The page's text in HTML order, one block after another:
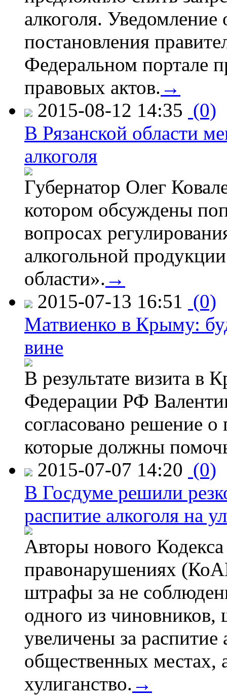
алкоголя. Уведомление
постановления
Федеральном портале
правовых актов. →
2015-08-12 14:35 (0)
В Рязанской области
алкоголя
Губернатор Олег
котором обсуждены
вопросах
алкогольной
области». →
2015-07-13 16:51 (0)
Матвиенко в Крыму:
вине
В результате визита в
Федерации РФ
согласовано решение
которые должны
2015-07-07 14:20 (0)
В Госдуме решили
распитие алкоголя на
Авторы нового
правонарушениях
штрафы за не
одного из
увеличены за распитие
общественных местах,
хулиганство. →